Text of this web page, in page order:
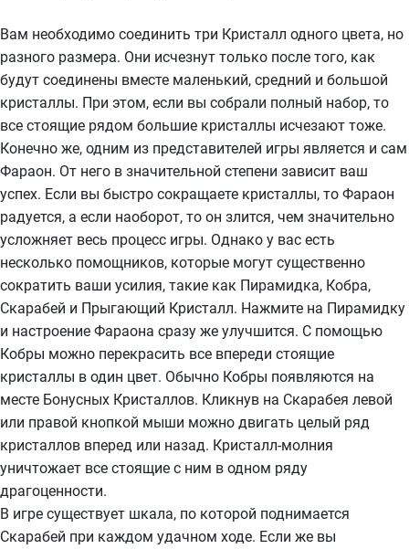
Вам необходимо соединить три Кристалл одного цвета, но
разного размера. Они исчезнут только после того, как
будут соединены вместе маленький, средний и большой
кристаллы. При этом, если вы собрали полный набор, то
все стоящие рядом большие кристаллы исчезают тоже.
Конечно же, одним из представителей игры является и сам
Фараон. От него в значительной степени зависит ваш
успех. Если вы быстро сокращаете кристаллы, то Фараон
радуется, а если наоборот, то он злится, чем значительно
усложняет весь процесс игры. Однако у вас есть
несколько помощников, которые могут существенно
сократить ваши усилия, такие как Пирамидка, Кобра,
Скарабей и Прыгающий Кристалл. Нажмите на Пирамидку
и настроение Фараона сразу же улучшится. С помощью
Кобры можно перекрасить все впереди стоящие
кристаллы в один цвет. Обычно Кобры появляются на
месте Бонусных Кристаллов. Кликнув на Скарабея левой
или правой кнопкой мыши можно двигать целый ряд
кристаллов вперед или назад. Кристалл-молния
уничтожает все стоящие с ним в одном ряду
драгоценности.
В игре существует шкала, по которой поднимается
Скарабей при каждом удачном ходе. Если же вы